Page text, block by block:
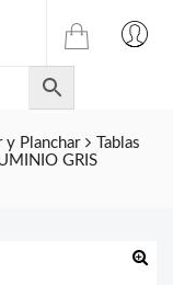
TIENDA
ONLINE
DE
JULIAN
CELDA
y Planchar
Tablas
GRIS